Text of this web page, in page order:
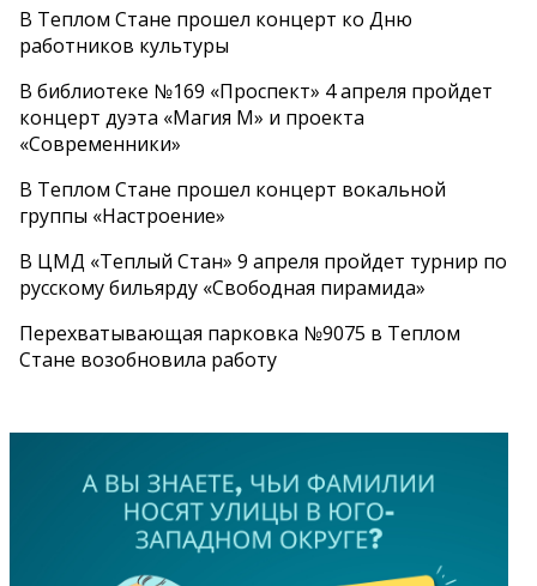
В Теплом Стане прошел концерт ко Дню
работников культуры
В библиотеке №169 «Проспект» 4 апреля пройдет
концерт дуэта «Магия М» и проекта
«Современники»
В Теплом Стане прошел концерт вокальной
группы «Настроение»
В ЦМД «Теплый Стан» 9 апреля пройдет турнир по
русскому бильярду «Свободная пирамида»
Перехватывающая парковка №9075 в Теплом
Стане возобновила работу